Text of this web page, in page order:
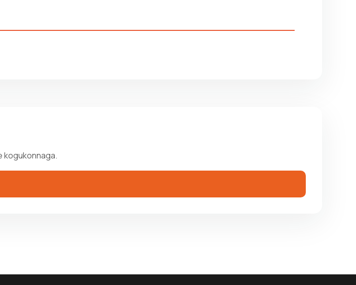
kogukonnaga.